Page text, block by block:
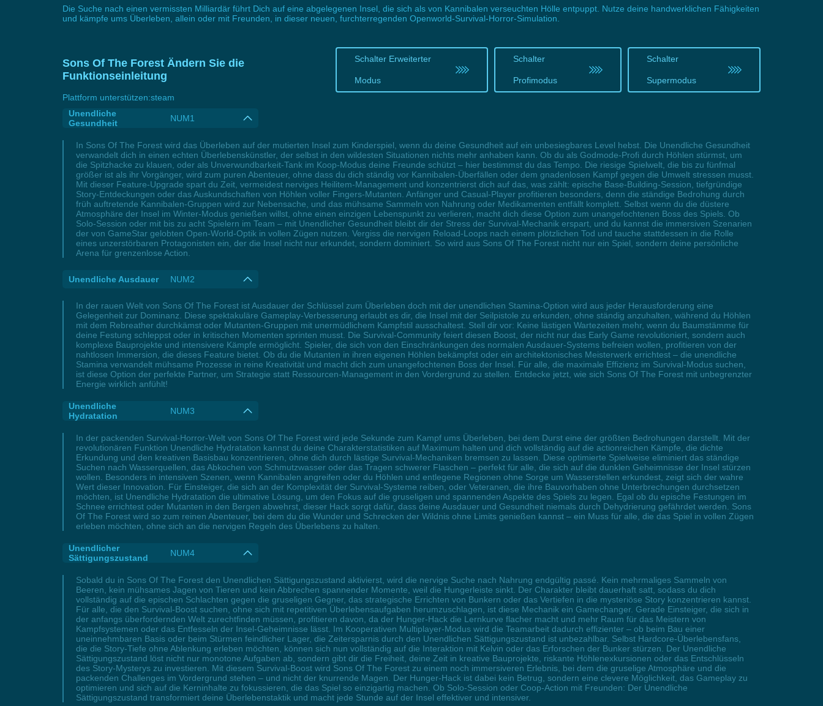
Die Suche nach einen vermissten Milliardär führt Dich auf eine abgelegenen Insel, die sich als von Kannibalen verseuchten Hölle entpuppt. Nutze deine handwerklichen Fähigkeiten
und kämpfe ums Überleben, allein oder mit Freunden, in dieser neuen, furchterregenden Openworld-Survival-Horror-Simulation.
Sons Of The Forest Ändern Sie die
Funktionseinleitung
Schalter Erweiterter
Modus
Schalter
Profimodus
Schalter
Supermodus
Plattform unterstützen:steam
Unendliche
Gesundheit
NUM1
In Sons Of The Forest wird das Überleben auf der mutierten Insel zum Kinderspiel, wenn du deine Gesundheit auf ein unbesiegbares Level hebst. Die Unendliche Gesundheit
verwandelt dich in einen echten Überlebenskünstler, der selbst in den wildesten Situationen nichts mehr anhaben kann. Ob du als Godmode-Profi durch Höhlen stürmst, um
die Spitzhacke zu klauen, oder als Unverwundbarkeit-Tank im Koop-Modus deine Freunde schützt – hier bestimmst du das Tempo. Die riesige Spielwelt, die bis zu fünfmal
größer ist als ihr Vorgänger, wird zum puren Abenteuer, ohne dass du dich ständig vor Kannibalen-Überfällen oder dem gnadenlosen Kampf gegen die Umwelt stressen musst.
Mit dieser Feature-Upgrade spart du Zeit, vermeidest nerviges Heilitem-Management und konzentrierst dich auf das, was zählt: epische Base-Building-Session, tiefgründige
Story-Entdeckungen oder das Auskundschaften von Höhlen voller Fingers-Mutanten. Anfänger und Casual-Player profitieren besonders, denn die ständige Bedrohung durch
früh auftretende Kannibalen-Gruppen wird zur Nebensache, und das mühsame Sammeln von Nahrung oder Medikamenten entfällt komplett. Selbst wenn du die düstere
Atmosphäre der Insel im Winter-Modus genießen willst, ohne einen einzigen Lebenspunkt zu verlieren, macht dich diese Option zum unangefochtenen Boss des Spiels. Ob
Solo-Session oder mit bis zu acht Spielern im Team – mit Unendlicher Gesundheit bleibt dir der Stress der Survival-Mechanik erspart, und du kannst die immersiven Szenarien
der von GameStar gelobten Open-World-Optik in vollen Zügen nutzen. Vergiss die nervigen Reload-Loops nach einem plötzlichen Tod und tauche stattdessen in die Rolle
eines unzerstörbaren Protagonisten ein, der die Insel nicht nur erkundet, sondern dominiert. So wird aus Sons Of The Forest nicht nur ein Spiel, sondern deine persönliche
Arena für grenzenlose Action.
Unendliche Ausdauer NUM2
In der rauen Welt von Sons Of The Forest ist Ausdauer der Schlüssel zum Überleben doch mit der unendlichen Stamina-Option wird aus jeder Herausforderung eine
Gelegenheit zur Dominanz. Diese spektakuläre Gameplay-Verbesserung erlaubt es dir, die Insel mit der Seilpistole zu erkunden, ohne ständig anzuhalten, während du Höhlen
mit dem Rebreather durchkämst oder Mutanten-Gruppen mit unermüdlichem Kampfstil ausschaltest. Stell dir vor: Keine lästigen Wartezeiten mehr, wenn du Baumstämme für
deine Festung schleppst oder in kritischen Momenten sprinten musst. Die Survival-Community feiert diesen Boost, der nicht nur das Early Game revolutioniert, sondern auch
komplexe Bauprojekte und intensivere Kämpfe ermöglicht. Spieler, die sich von den Einschränkungen des normalen Ausdauer-Systems befreien wollen, profitieren von der
nahtlosen Immersion, die dieses Feature bietet. Ob du die Mutanten in ihren eigenen Höhlen bekämpfst oder ein architektonisches Meisterwerk errichtest – die unendliche
Stamina verwandelt mühsame Prozesse in reine Kreativität und macht dich zum unangefochtenen Boss der Insel. Für alle, die maximale Effizienz im Survival-Modus suchen,
ist diese Option der perfekte Partner, um Strategie statt Ressourcen-Management in den Vordergrund zu stellen. Entdecke jetzt, wie sich Sons Of The Forest mit unbegrenzter
Energie wirklich anfühlt!
Unendliche
Hydratation
NUM3
In der packenden Survival-Horror-Welt von Sons Of The Forest wird jede Sekunde zum Kampf ums Überleben, bei dem Durst eine der größten Bedrohungen darstellt. Mit der
revolutionären Funktion Unendliche Hydratation kannst du deine Charakterstatistiken auf Maximum halten und dich vollständig auf die actionreichen Kämpfe, die dichte
Erkundung und den kreativen Basisbau konzentrieren, ohne dich durch lästige Survival-Mechaniken bremsen zu lassen. Diese optimierte Spielweise eliminiert das ständige
Suchen nach Wasserquellen, das Abkochen von Schmutzwasser oder das Tragen schwerer Flaschen – perfekt für alle, die sich auf die dunklen Geheimnisse der Insel stürzen
wollen. Besonders in intensiven Szenen, wenn Kannibalen angreifen oder du Höhlen und entlegene Regionen ohne Sorge um Wasserstellen erkundest, zeigt sich der wahre
Wert dieser Innovation. Für Einsteiger, die sich an der Komplexität der Survival-Systeme reiben, oder Veteranen, die ihre Bauvorhaben ohne Unterbrechungen durchsetzen
möchten, ist Unendliche Hydratation die ultimative Lösung, um den Fokus auf die gruseligen und spannenden Aspekte des Spiels zu legen. Egal ob du epische Festungen im
Schnee errichtest oder Mutanten in den Bergen abwehrst, dieser Hack sorgt dafür, dass deine Ausdauer und Gesundheit niemals durch Dehydrierung gefährdet werden. Sons
Of The Forest wird so zum reinen Abenteuer, bei dem du die Wunder und Schrecken der Wildnis ohne Limits genießen kannst – ein Muss für alle, die das Spiel in vollen Zügen
erleben möchten, ohne sich an die nervigen Regeln des Überlebens zu halten.
Unendlicher
Sättigungszustand
NUM4
Sobald du in Sons Of The Forest den Unendlichen Sättigungszustand aktivierst, wird die nervige Suche nach Nahrung endgültig passé. Kein mehrmaliges Sammeln von
Beeren, kein mühsames Jagen von Tieren und kein Abbrechen spannender Momente, weil die Hungerleiste sinkt. Der Charakter bleibt dauerhaft satt, sodass du dich
vollständig auf die epischen Schlachten gegen die gruseligen Gegner, das strategische Errichten von Bunkern oder das Vertiefen in die mysteriöse Story konzentrieren kannst.
Für alle, die den Survival-Boost suchen, ohne sich mit repetitiven Überlebensaufgaben herumzuschlagen, ist diese Mechanik ein Gamechanger. Gerade Einsteiger, die sich in
der anfangs überfordernden Welt zurechtfinden müssen, profitieren davon, da der Hunger-Hack die Lernkurve flacher macht und mehr Raum für das Meistern von
Kampfsystemen oder das Entfesseln der Insel-Geheimnisse lässt. Im Kooperativen Multiplayer-Modus wird die Teamarbeit dadurch effizienter – ob beim Bau einer
uneinnehmbaren Basis oder beim Stürmen feindlicher Lager, die Zeitersparnis durch den Unendlichen Sättigungszustand ist unbezahlbar. Selbst Hardcore-Überlebensfans,
die die Story-Tiefe ohne Ablenkung erleben möchten, können sich nun vollständig auf die Interaktion mit Kelvin oder das Erforschen der Bunker stürzen. Der Unendliche
Sättigungszustand löst nicht nur monotone Aufgaben ab, sondern gibt dir die Freiheit, deine Zeit in kreative Bauprojekte, riskante Höhlenexkursionen oder das Entschlüsseln
des Story-Mysterys zu investieren. Mit diesem Survival-Boost wird Sons Of The Forest zu einem noch immersiveren Erlebnis, bei dem die gruselige Atmosphäre und die
packenden Challenges im Vordergrund stehen – und nicht der knurrende Magen. Der Hunger-Hack ist dabei kein Betrug, sondern eine clevere Möglichkeit, das Gameplay zu
optimieren und sich auf die Kerninhalte zu fokussieren, die das Spiel so einzigartig machen. Ob Solo-Session oder Coop-Action mit Freunden: Der Unendliche
Sättigungszustand transformiert deine Überlebenstaktik und macht jede Stunde auf der Insel effektiver und intensiver.